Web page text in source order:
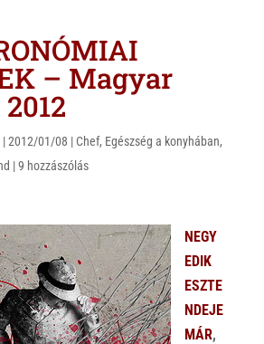
– Magyar
|2012/01/08 | Chef, Egészség a konyhában,
|9 hozzászólás
NEGY
EDIK
ESZTE
NDEJE
MÁR,